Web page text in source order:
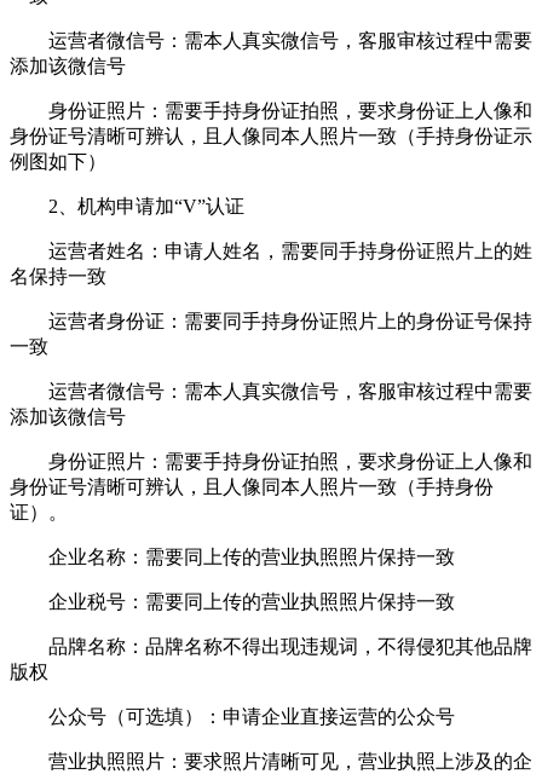
运营者微信号：需本人真实微信号，客服审核过程中需要
添加该微信号
身份证照片：需要手持身份证拍照，要求身份证上人像和
身份证号清晰可辨认，且人像同本人照片一致（手持身份证示
例图如下）
2、机构申请加“V”认证
运营者姓名：申请人姓名，需要同手持身份证照片上的姓
名保持一致
运营者身份证：需要同手持身份证照片上的身份证号保持
一致
运营者微信号：需本人真实微信号，客服审核过程中需要
添加该微信号
身份证照片：需要手持身份证拍照，要求身份证上人像和
身份证号清晰可辨认，且人像同本人照片一致（手持身份
证）。
企业名称：需要同上传的营业执照照片保持一致
企业税号：需要同上传的营业执照照片保持一致
品牌名称：品牌名称不得出现违规词，不得侵犯其他品牌
版权
公众号（可选填）：申请企业直接运营的公众号
营业执照照片：要求照片清晰可见，营业执照上涉及的企